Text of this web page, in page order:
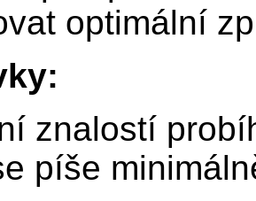
optimální
znalostí
píše